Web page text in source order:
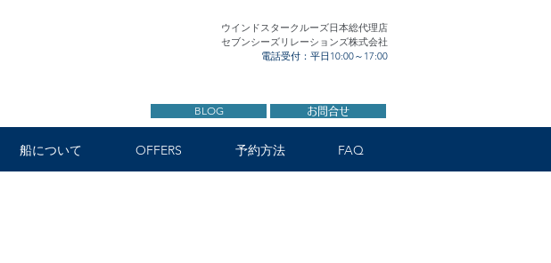
ウインドスタークルーズ日本総代理店
セブンシーズリレーションズ株式会社
電話受付：平日10:00～17:00
BLOG お問合せ
船について OFFERS 予約方法 FAQ